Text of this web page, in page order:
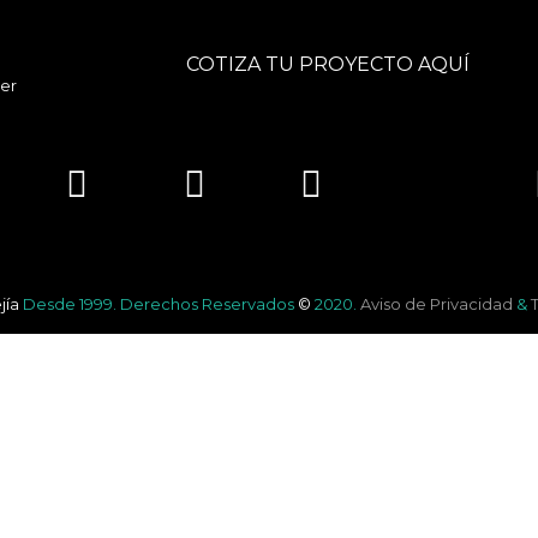
COTIZA TU PROYECTO AQUÍ
Desde 1999. Derechos Reservados © 2020. Aviso de Privacidad &